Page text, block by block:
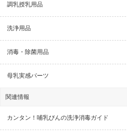
調乳授乳用品
洗浄用品
消毒・除菌用品
母乳実感パーツ
関連情報
カンタン！哺乳びんの洗浄消毒ガイド